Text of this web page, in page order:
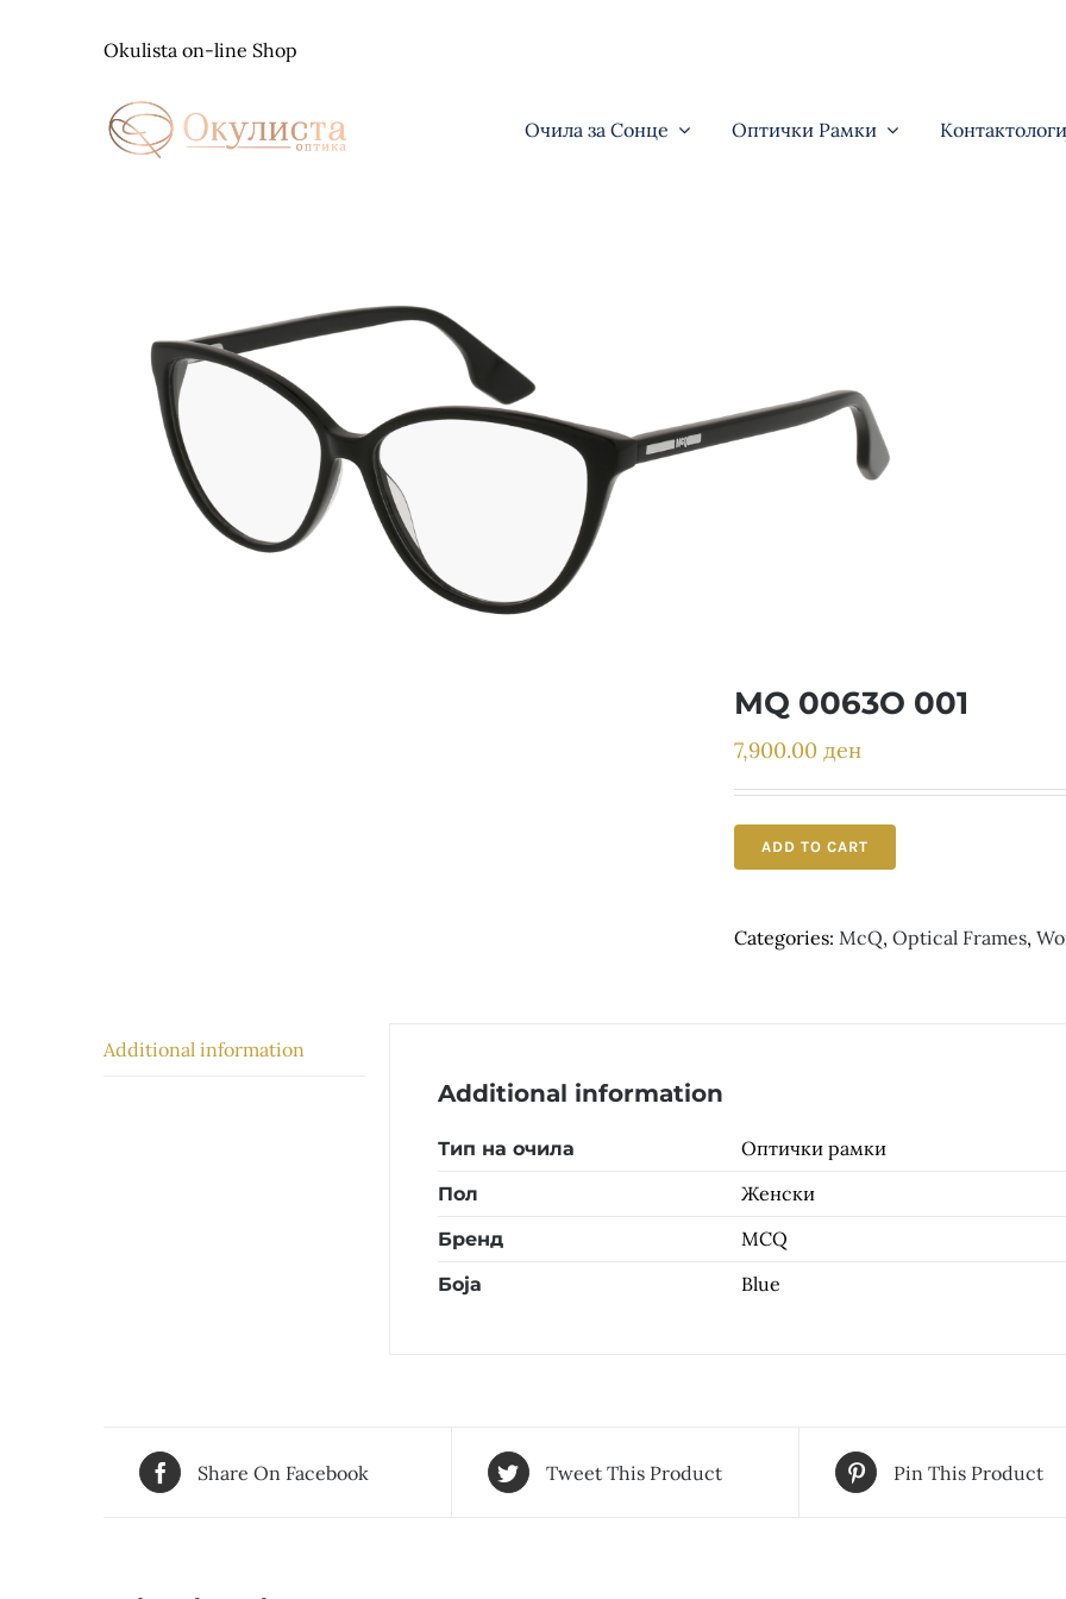
Okulista on-line Shop
Очила за Сонце Оптички Рамки
MQ 0063O 001
7,900.00 ден
ADD TO CART
Categories: McQ, Optical Frames,
Additional information
Additional information
Тип на очила Оптички рамки
Пол Женски
Бренд MCQ
Боја Blue
Share On Facebook Tweet This Product Pin This Product